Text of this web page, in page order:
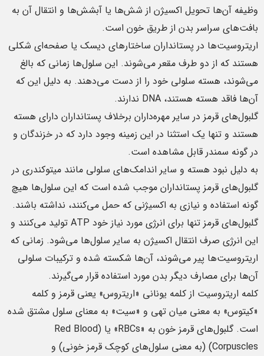
وظیفه آن‌ها تحویل اکسیژن از شش‌ها یا آبشش‌ها و انتقال آن به
بافت‌های سراسر بدن از طریق خون است.
اریتروسیت‌ها در پستانداران ساختارهای دیسک یا صفحه‌ای شکلی
هستند که از دو طرف مقعر می‌شوند. این سلول‌ها زمانی که بالغ
می‌‌شوند، هسته سلولی خود را از دست می‌دهند. به دلیل این که
آن‌ها فاقد هسته هستند، DNA ندارند.
گلبول‌های قرمز در سایر مهره‌داران برخلاف پستانداران دارای هسته
هستند و تنها یک استثنا در این زمینه وجود دارد که در خزندگان و
در گونه سمندر قابل مشاهده است.
به دلیل نبود هسته و سایر اندامک‌های سلولی مانند میتوکندری در
گلبول‌های قرمز پستانداران موجب شده است که این سلول‌ها هیچ
گونه استفاده و نیازی به اکسیژنی که حمل می‌کنند، نداشته باشند.
گلبول‌های قرمز تنها برای انرژی مورد نیاز خود ATP تولید می‌کنند و
این انرژی صرف انتقال اکسیژن به سایر سلول‌ها می‌شود. زمانی که
اریتروسیت‌ها پیر می‌شوند، آن‌ها شکسته شده و ترکیبات سلولی
آن‌ها برای مصارف دیگر بدن مورد استفاده قرار می‌گیرند.
کلمه اریتروسیت از کلمه یونانی «اریتروس» یعنی قرمز و کلمه
«کیتوس» به معنی میان تهی و «سیت» به معنای سلول مشتق شده
است. گلبول‌های قرمز خون به «RBCs» یا (Red Blood
Corpuscles) (به معنی سلول‌های کوچک قرمز خونی) و